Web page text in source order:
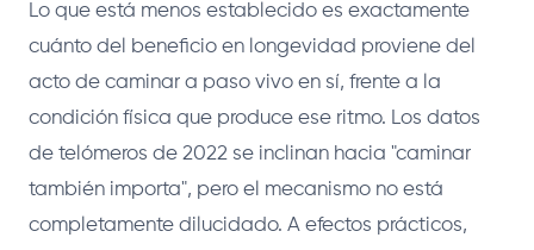
Lo que está menos establecido es exactamente
cuánto del beneficio en longevidad proviene del
acto de caminar a paso vivo en sí, frente a la
condición física que produce ese ritmo. Los datos
de telómeros de 2022 se inclinan hacia "caminar
también importa", pero el mecanismo no está
completamente dilucidado. A efectos prácticos,